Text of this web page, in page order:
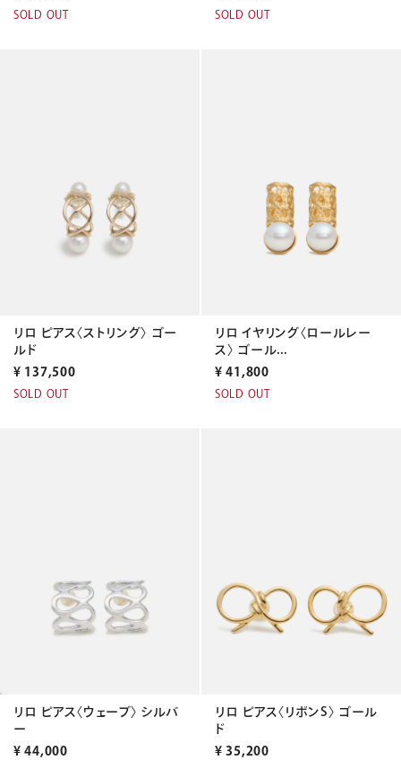
SOLD OUT SOLD OUT
リロ ピアス〈ストリング〉 ゴー
ルド
¥ 137,500
SOLD OUT
リロ イヤリング〈ロールレー
ス〉 ゴール...
¥ 41,800
SOLD OUT
リロ ピアス〈ウェーブ〉 シルバ
ー
¥ 44,000
リロ ピアス〈リボンS〉 ゴール
ド
¥ 35,200